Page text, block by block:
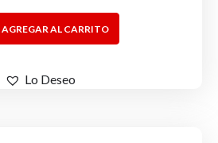
AGREGAR AL CARRITO
Lo Deseo